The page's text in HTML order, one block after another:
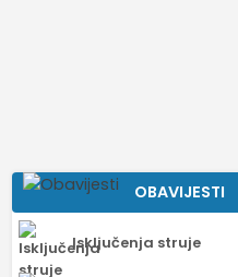
OBAVIJESTI
Isključenja struje